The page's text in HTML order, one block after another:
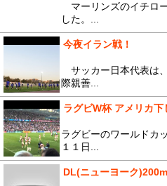
マーリンズのイチロ
した。...
今夜イラン戦！
サッカー日本代表は
際親善...
ラグビW杯 アメリカ下
ラグビーのワールドカ
１１日...
DL(ニューヨーク